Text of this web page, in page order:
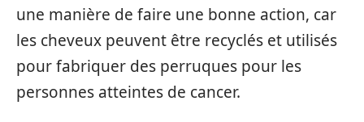
une manière de faire une bonne action, car
les cheveux peuvent être recyclés et utilisés
pour fabriquer des perruques pour les
personnes atteintes de cancer.